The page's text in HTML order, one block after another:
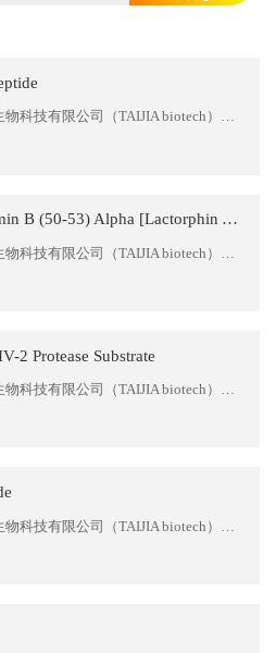
杭州肽佳生物科技有限公司（TAIJIA biotech）位于杭州滨江区天和高科园区。公司主要科研人员拥有十多年的多肽产品研发经验，可以为您提供多肽序列设计服务及各种特殊修饰肽生产。目前，我们可以提供：糖肽、同位素标记肽、大环螯合肽、MAPS复合抗原肽，应用于各类科学研究；各种荧光标记多肽，应用...
Lactalbumin B (50-53) Alpha [Lactorphin Alpha], bovine
2 Protease Substrate
杭州肽佳生物科技有限公司（TAIJIA biotech）位于杭州滨江区天和高科园区。公司主要科研人员拥有十多年的多肽产品研发经验，可以为您提供多肽序列设计服务及各种特殊修饰肽生产。目前，我们可以提供：糖肽、同位素标记肽、大环螯合肽、MAPS复合抗原肽，应用于各类科学研究；各种荧光标记多肽，应用...